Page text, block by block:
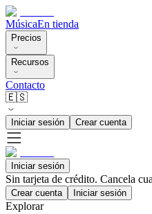
MúsicaEn tienda
Precios
Recursos
Contacto
🇪🇸
Iniciar sesión Crear cuenta
Iniciar sesión
Sin tarjeta de crédito. Cancela
Crear cuenta Iniciar sesión
Explorar